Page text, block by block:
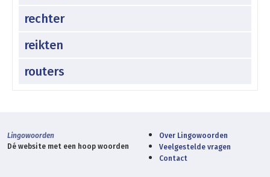
rechter
reikten
routers
Lingowoorden
Dé website met een hoop woorden
Over Lingowoorden
Veelgestelde vragen
Contact